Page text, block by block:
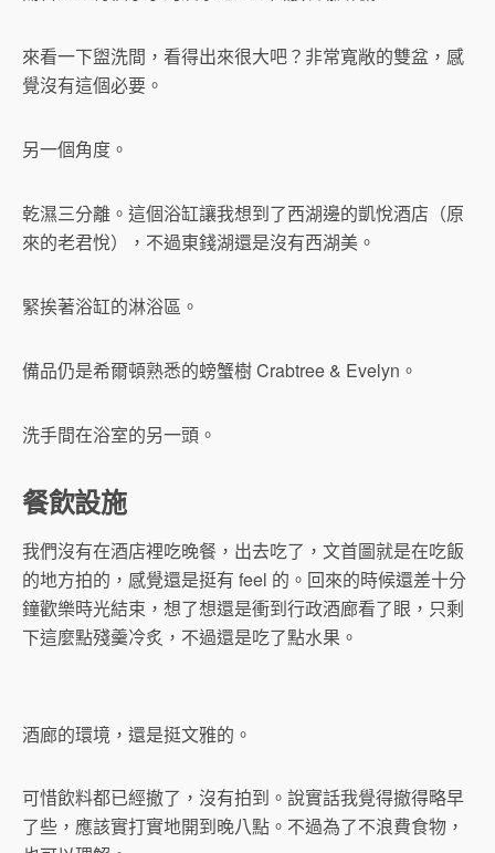
來看一下盥洗間，看得出來很大吧？非常寬敞的雙盆，感
覺沒有這個必要。
另一個角度。
乾濕三分離。這個浴缸讓我想到了西湖邊的凱悅酒店（原
來的老君悅），不過東錢湖還是沒有西湖美。
緊挨著浴缸的淋浴區。
備品仍是希爾頓熟悉的螃蟹樹 Crabtree & Evelyn。
洗手間在浴室的另一頭。
餐飲設施
我們沒有在酒店裡吃晚餐，出去吃了，文首圖就是在吃飯
的地方拍的，感覺還是挺有 feel 的。回來的時候還差十分
鐘歡樂時光結束，想了想還是衝到行政酒廊看了眼，只剩
下這麼點殘羹冷炙，不過還是吃了點水果。
酒廊的環境，還是挺文雅的。
可惜飲料都已經撤了，沒有拍到。說實話我覺得撤得略早
了些，應該實打實地開到晚八點。不過為了不浪費食物，